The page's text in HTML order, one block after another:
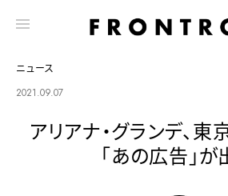
ニュース
2021.09.07
アリアナ・グランデ、
「あの広告」